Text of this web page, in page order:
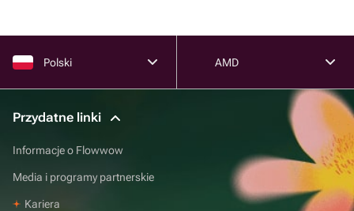
Polski AMD
Przydatne linki
Informacje o Flowwow
Media i programy partnerskie
Kariera